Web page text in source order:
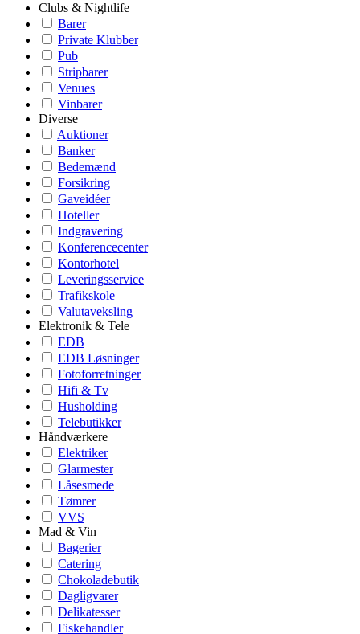
Clubs & Nightlife
Barer
Private Klubber
Pub
Stripbarer
Venues
Vinbarer
Diverse
Auktioner
Banker
Bedemænd
Forsikring
Gaveidéer
Hoteller
Indgravering
Konferencecenter
Kontorhotel
Leveringsservice
Trafikskole
Valutaveksling
Elektronik & Tele
EDB
EDB Løsninger
Fotoforretninger
Hifi & Tv
Husholding
Telebutikker
Håndværkere
Elektriker
Glarmester
Låsesmede
Tømrer
VVS
Mad & Vin
Bagerier
Catering
Chokoladebutik
Dagligvarer
Delikatesser
Fiskehandler